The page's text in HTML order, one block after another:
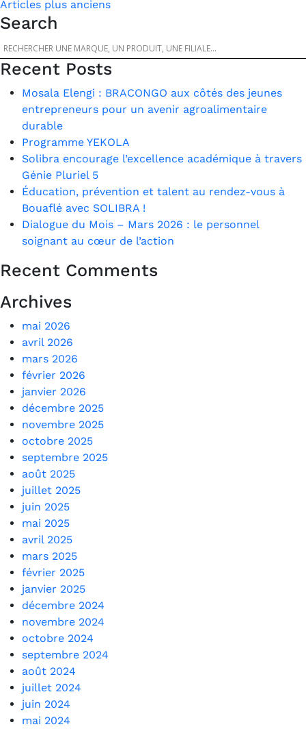
Navigation
des
articles
Articles plus anciens
Search
Recent Posts
Mosala Elengi : BRACONGO aux côtés des jeunes
entrepreneurs pour un avenir agroalimentaire
durable
Programme YEKOLA
Solibra encourage l’excellence académique à travers
Génie Pluriel 5
Éducation, prévention et talent au rendez-vous à
Bouaflé avec SOLIBRA !
Dialogue du Mois – Mars 2026 : le personnel
soignant au cœur de l’action
Recent Comments
Archives
mai 2026
avril 2026
mars 2026
février 2026
janvier 2026
décembre 2025
novembre 2025
octobre 2025
septembre 2025
août 2025
juillet 2025
juin 2025
mai 2025
avril 2025
mars 2025
février 2025
janvier 2025
décembre 2024
novembre 2024
octobre 2024
septembre 2024
août 2024
juillet 2024
juin 2024
mai 2024